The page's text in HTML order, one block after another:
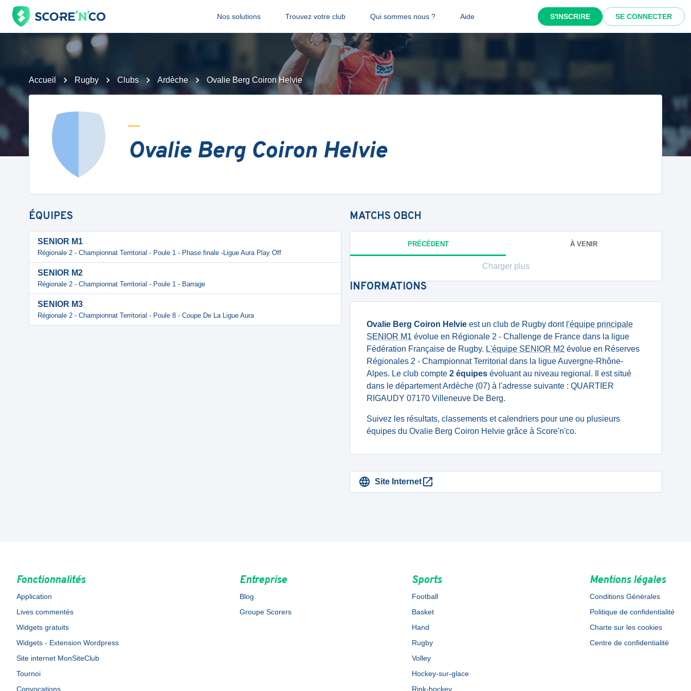
Nos solutions Trouvez votre club Qui sommes nous ? Aide S'INSCRIRE SE CONNECTER
Accueil Rugby Clubs Ardèche Ovalie Berg Coiron Helvie
Ovalie Berg Coiron Helvie
ÉQUIPES
SENIOR M1
Régionale 2 - Championnat Territorial - Poule 1 - Phase finale -Ligue Aura Play Off
SENIOR M2
Régionale 2 - Championnat Territorial - Poule 1 - Barrage
SENIOR M3
Régionale 2 - Championnat Territorial - Poule 8 - Coupe De La Ligue Aura
MATCHS OBCH
PRÉCÉDENT À VENIR
Charger plus
INFORMATIONS
Ovalie Berg Coiron Helvie est un club de Rugby dont l'équipe principale
SENIOR M1 évolue en Régionale 2 - Challenge de France dans la ligue
Fédération Française de Rugby. L'équipe SENIOR M2 évolue en Réserves
Régionales 2 - Championnat Territorial dans la ligue Auvergne-Rhône-
Alpes. Le club compte 2 équipes évoluant au niveau regional. Il est situé
dans le département Ardèche (07) à l'adresse suivante : QUARTIER
RIGAUDY 07170 Villeneuve De Berg.
Suivez les résultats, classements et calendriers pour une ou plusieurs
équipes du Ovalie Berg Coiron Helvie grâce à Score'n'co.
Site Internet
Fonctionnalités
Application
Lives commentés
Widgets gratuits
Widgets - Extension Wordpress
Site internet MonSiteClub
Tournoi
Convocations
Entreprise
Blog
Groupe Scorers
Sports
Football
Basket
Hand
Rugby
Volley
Hockey-sur-glace
Rink-hockey
Mentions légales
Conditions Générales
Politique de confidentialité
Charte sur les cookies
Centre de confidentialité